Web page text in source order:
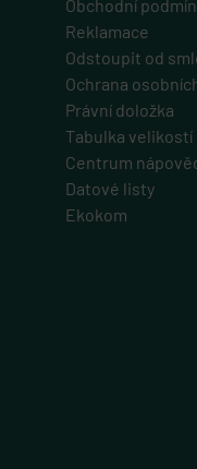
Obchodní
Reklamace
Odstoupit od
Ochrana
Právní doložka
Tabulka velikostí
Centrum
Datové listy
Ekokom